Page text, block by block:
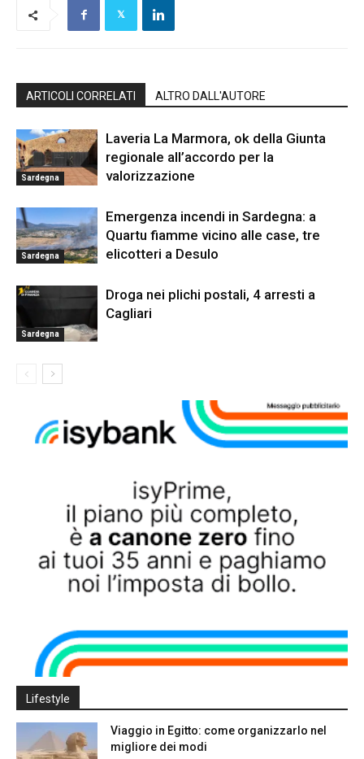
ARTICOLI CORRELATI ALTRO DALL'AUTORE
Sardegna
Laveria La Marmora, ok della Giunta
regionale all’accordo per la
valorizzazione
Sardegna
Emergenza incendi in Sardegna: a
Quartu fiamme vicino alle case, tre
elicotteri a Desulo
Sardegna
Droga nei plichi postali, 4 arresti a
Cagliari
Lifestyle
Viaggio in Egitto: come organizzarlo nel
migliore dei modi